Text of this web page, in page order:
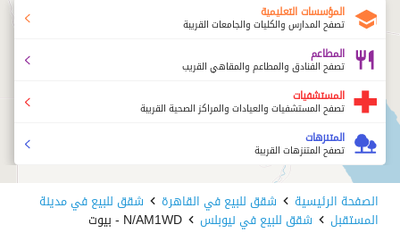
المؤسسات التعليمية
تصفح المدارس والكليات والجامعات القريبة
المطاعم
تصفح الفنادق والمطاعم والمقاهي القريب
المستشفيات
تصفح المستشفيات والعيادات والمراكز الصحية القريبة
المتنزهات
تصفح المتنزهات القريبة
الصفحة الرئيسية شقق للبيع في القاهرة شقق للبيع في مدينة
المستقبل شقق للبيع في نيوبلس N/AM1WD - بيوت